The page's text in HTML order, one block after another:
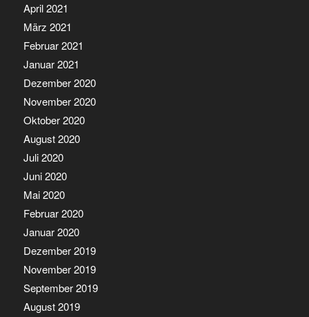
April 2021
März 2021
Februar 2021
Januar 2021
Dezember 2020
November 2020
Oktober 2020
August 2020
Juli 2020
Juni 2020
Mai 2020
Februar 2020
Januar 2020
Dezember 2019
November 2019
September 2019
August 2019